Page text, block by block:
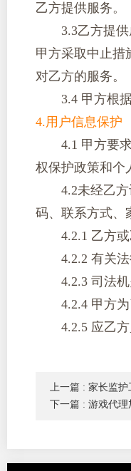
乙方提供服务。
3.3乙方提
甲方采取中止措
对乙方的服务。
3.4 甲方根
4.用户信息保护
4.1 甲方要
权保护政策和个
4.2未经乙
码、联系方式、
4.2.1 乙方
4.2.2 有关
4.2.3 司法
4.2.4 甲方
4.2.5 应乙
上一篇 : 家长监护
下一篇 : 游戏代理